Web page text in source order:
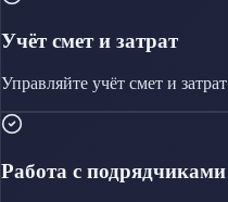
Учёт смет и затрат
Управляйте учёт смет и затрат
Работа с подрядчиками